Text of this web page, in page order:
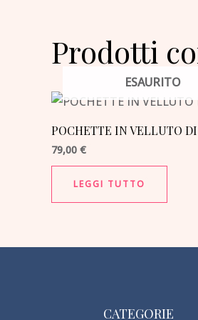
Prodotti
ESAURITO
POCHETTE IN VELLUTO DI
79,00 €
LEGGI TUTTO
CATEGORIE